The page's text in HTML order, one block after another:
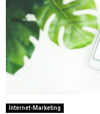
Internet-Marketing